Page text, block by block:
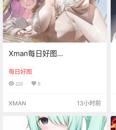
Xman每日好图
每日好图
220 0
XMAN 13小时前